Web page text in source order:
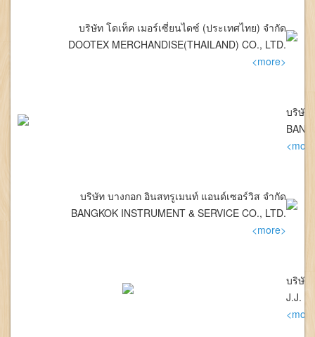
บริษัท โดเท็ค เมอร์เซี่ยนไดซ์ (ประเทศไทย) จำกัด
DOOTEX MERCHANDISE(THAILAND) CO., LTD.
<more>
บริษัท
บริษัท บางกอก อินสทรูเมนท์ แอนด์เซอร์วิส จำกัด
BANGKOK INSTRUMENT & SERVICE CO., LTD.
<more>
บริษัท
J.J.